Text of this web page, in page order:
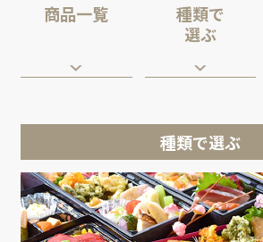
商品一覧
種類で
選ぶ
種類で選ぶ